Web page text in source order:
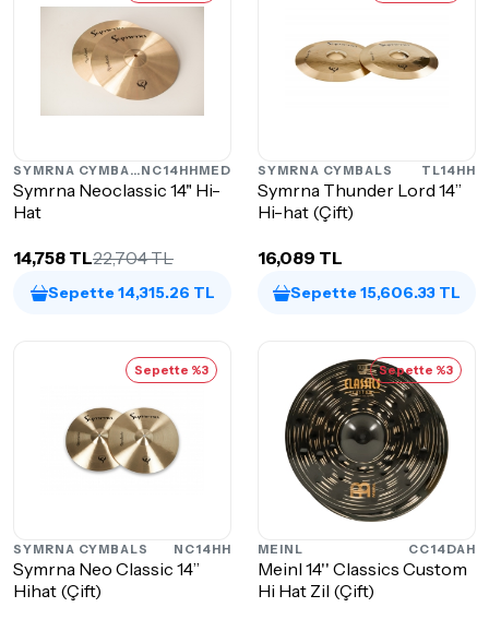
SYMRNA CYMBALSNC14HHMED
Symrna Neoclassic 14" Hi-
Hat
14,758 TL22,704 TL
Sepette 14,315.26 TL
SYMRNA CYMBALS TL14HH
Symrna Thunder Lord 14”
Hi-hat (Çift)
16,089 TL
Sepette 15,606.33 TL
Sepette %3
SYMRNA CYMBALS NC14HH
Symrna Neo Classic 14”
Hihat (Çift)
Sepette %3
MEINL CC14DAH
Meinl 14'' Classics Custom
Hi Hat Zil (Çift)